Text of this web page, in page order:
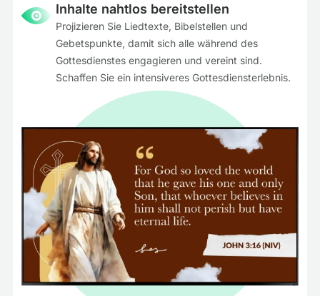
Inhalte nahtlos bereitstellen
Projizieren Sie Liedtexte, Bibelstellen und
Gebetspunkte, damit sich alle während des
Gottesdienstes engagieren und vereint sind.
Schaffen Sie ein intensiveres Gottesdiensterlebnis.